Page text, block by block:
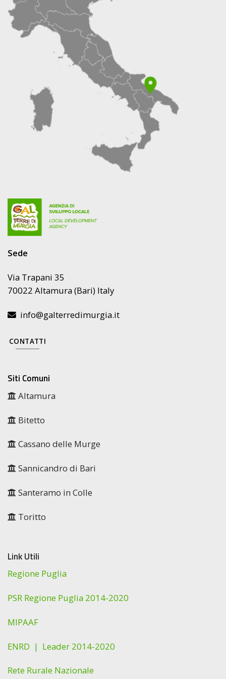
Sede
Via Trapani 35
70022 Altamura (Bari) Italy
info@galterredimurgia.it
CONTATTI
Siti Comuni
Altamura
Bitetto
Cassano delle Murge
Sannicandro di Bari
Santeramo in Colle
Toritto
Link Utili
Regione Puglia
PSR Regione Puglia 2014-2020
MIPAAF
ENRD | Leader 2014-2020
Rete Rurale Nazionale